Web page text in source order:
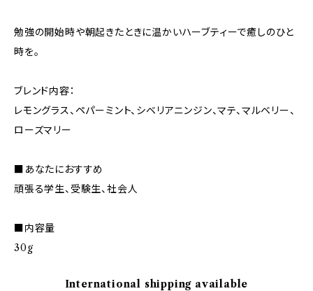
勉強の開始時や朝起きたときに温かいハーブティーで癒しのひと
時を。
ブレンド内容：
レモングラス、ペパーミント、シベリアニンジン、マテ、マルベリー、
ローズマリー
■あなたにおすすめ
頑張る学生、受験生、社会人
■内容量
30g
International shipping available